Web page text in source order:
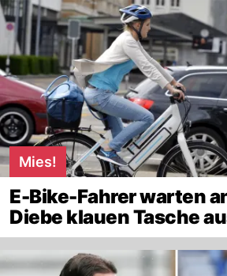
Mies!
E-Bike-Fahrer warten
Diebe klauen Tasche